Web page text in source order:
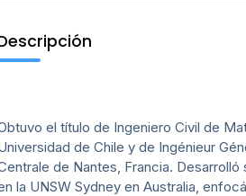
el título de Ingeniero Civil de
de Chile y de Ingénieur
de Nantes, Francia.
la UNSW Sydney en Australia,